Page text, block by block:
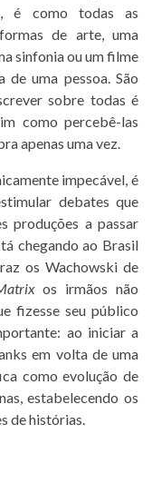
é como todas as
de arte, uma
sinfonia ou um filme
uma pessoa. São
sobre todas é
como percebê-las
apenas uma vez.
impecável, é
debates que
produções a passar
chegando ao Brasil
os Wachowski de
os irmãos não
fizesse seu público
ao iniciar a
em volta de uma
como evolução de
estabelecendo os
de histórias.